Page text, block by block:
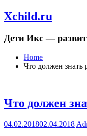
Xchild.ru
Дети Икс —
Home
Что должен знать
Что должен
04.02.201802.04.2018